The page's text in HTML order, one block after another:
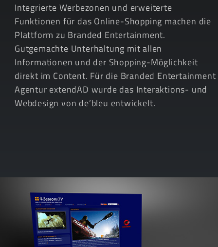
Integrierte Werbezonen und erweiterte
Funktionen für das Online-Shopping machen die
Plattform zu Branded Entertainment.
Gutgemachte Unterhaltung mit allen
Informationen und der Shopping-Möglichkeit
direkt im Content. Für die Branded Entertainment
Agentur extendAD wurde das Interaktions- und
Webdesign von de’bleu entwickelt.